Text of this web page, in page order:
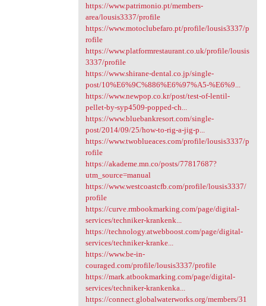
https://www.patrimonio.pt/members-
area/lousis3337/profile
https://www.motoclubefaro.pt/profile/lousis3337/p
rofile
https://www.platformrestaurant.co.uk/profile/lousis
3337/profile
https://www.shirane-dental.co.jp/single-
post/10%E6%9C%886%E6%97%A5-%E6%9...
https://www.newpop.co.kr/post/test-of-lentil-
pellet-by-syp4509-popped-ch...
https://www.bluebankresort.com/single-
post/2014/09/25/how-to-rig-a-jig-p...
https://www.twoblueaces.com/profile/lousis3337/p
rofile
https://akademe.mn.co/posts/77817687?
utm_source=manual
https://www.westcoastcfb.com/profile/lousis3337/
profile
https://curve.rmbookmarking.com/page/digital-
services/techniker-krankenk...
https://technology.atwebboost.com/page/digital-
services/techniker-kranke...
https://www.be-in-
couraged.com/profile/lousis3337/profile
https://mark.atbookmarking.com/page/digital-
services/techniker-krankenka...
https://connect.globalwaterworks.org/members/31